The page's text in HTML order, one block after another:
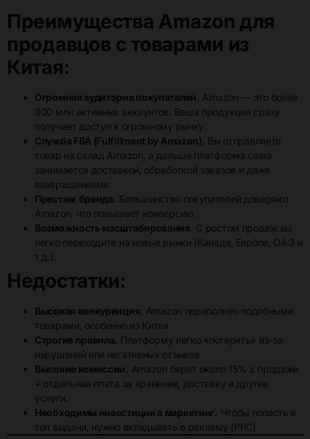
Преимущества Amazon для
продавцов с товарами из
Китая:
Огромная аудитория покупателей. Amazon — это более
300 млн активных аккаунтов. Ваша продукция сразу
получает доступ к огромному рынку.
Служба FBA (Fulfillment by Amazon). Вы отправляете
товар на склад Amazon, а дальше платформа сама
занимается доставкой, обработкой заказов и даже
возвращениями.
Престиж бренда. Большинство покупателей доверяют
Amazon, что повышает конверсию.
Возможность масштабирования. С ростом продаж вы
легко переходите на новые рынки (Канада, Европа, ОАЭ и
т.д.).
Недостатки:
Высокая конкуренция. Amazon переполнен подобными
товарами, особенно из Китая.
Строгие правила. Платформу легко «потерять» из-за
нарушений или негативных отзывов.
Высокие комиссии. Amazon берет около 15% с продажи
+ отдельная плата за хранение, доставку и другие
услуги.
Необходимы инвестиции в маркетинг. Чтобы попасть в
топ выдачи, нужно вкладывать в рекламу (PPC).